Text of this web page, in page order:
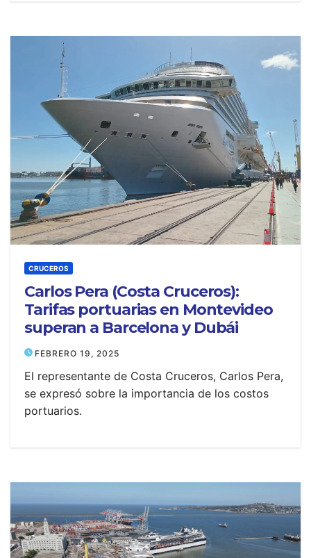
CRUCEROS
Carlos Pera (Costa Cruceros):
Tarifas portuarias en Montevideo
superan a Barcelona y Dubái
FEBRERO 19, 2025
El representante de Costa Cruceros, Carlos Pera,
se expresó sobre la importancia de los costos
portuarios.